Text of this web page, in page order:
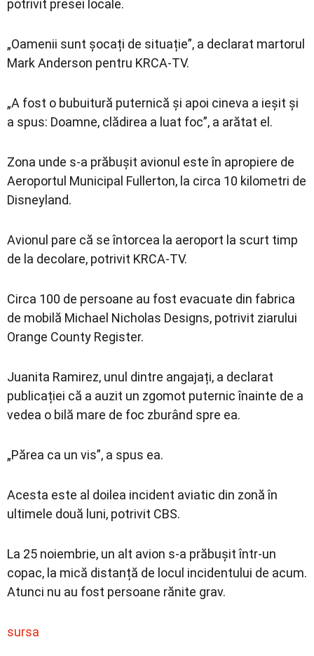
potrivit presei locale.
„Oamenii sunt șocați de situație”, a declarat martorul
Mark Anderson pentru KRCA-TV.
„A fost o bubuitură puternică și apoi cineva a ieșit și
a spus: Doamne, clădirea a luat foc”, a arătat el.
Zona unde s-a prăbușit avionul este în apropiere de
Aeroportul Municipal Fullerton, la circa 10 kilometri de
Disneyland.
Avionul pare că se întorcea la aeroport la scurt timp
de la decolare, potrivit KRCA-TV.
Circa 100 de persoane au fost evacuate din fabrica
de mobilă Michael Nicholas Designs, potrivit ziarului
Orange County Register.
Juanita Ramirez, unul dintre angajați, a declarat
publicației că a auzit un zgomot puternic înainte de a
vedea o bilă mare de foc zburând spre ea.
„Părea ca un vis”, a spus ea.
Acesta este al doilea incident aviatic din zonă în
ultimele două luni, potrivit CBS.
La 25 noiembrie, un alt avion s-a prăbușit într-un
copac, la mică distanță de locul incidentului de acum.
Atunci nu au fost persoane rănite grav.
sursa